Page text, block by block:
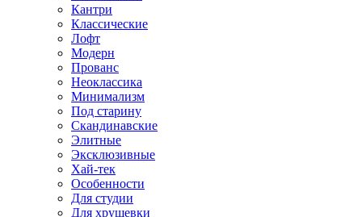
Кантри
Классические
Лофт
Модерн
Прованс
Неоклассика
Минимализм
Под старину
Скандинавские
Элитные
Эксклюзивные
Хай-тек
Особенности
Для студии
Для хрущевки